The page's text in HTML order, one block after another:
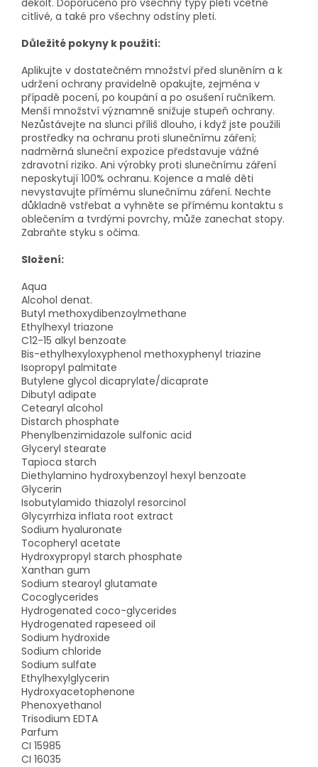
citlivé, a také pro všechny odstíny pleti.
Důležité pokyny k použití:
Aplikujte v dostatečném množství před sluněním a k
udržení ochrany pravidelně opakujte, zejména v
případě pocení, po koupání a po osušení ručníkem.
Menší množství významně snižuje stupeň ochrany.
Nezůstávejte na slunci příliš dlouho, i když jste použili
prostředky na ochranu proti slunečnímu záření;
nadměrná sluneční expozice představuje vážné
zdravotní riziko. Ani výrobky proti slunečnímu záření
neposkytují 100% ochranu. Kojence a malé děti
nevystavujte přímému slunečnímu záření. Nechte
důkladně vstřebat a vyhněte se přímému kontaktu s
oblečením a tvrdými povrchy, může zanechat stopy.
Zabraňte styku s očima.
Složení:
Aqua
Alcohol denat.
Butyl methoxydibenzoylmethane
Ethylhexyl triazone
C12-15 alkyl benzoate
Bis-ethylhexyloxyphenol methoxyphenyl triazine
Isopropyl palmitate
Butylene glycol dicaprylate/dicaprate
Dibutyl adipate
Cetearyl alcohol
Distarch phosphate
Phenylbenzimidazole sulfonic acid
Glyceryl stearate
Tapioca starch
Diethylamino hydroxybenzoyl hexyl benzoate
Glycerin
Isobutylamido thiazolyl resorcinol
Glycyrrhiza inflata root extract
Sodium hyaluronate
Tocopheryl acetate
Hydroxypropyl starch phosphate
Xanthan gum
Sodium stearoyl glutamate
Cocoglycerides
Hydrogenated coco-glycerides
Hydrogenated rapeseed oil
Sodium hydroxide
Sodium chloride
Sodium sulfate
Ethylhexylglycerin
Hydroxyacetophenone
Phenoxyethanol
Trisodium EDTA
Parfum
CI 15985
CI 16035